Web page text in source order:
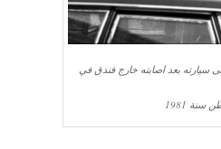
سيارته بعد اصابته خارج فندق في
سنة 1981